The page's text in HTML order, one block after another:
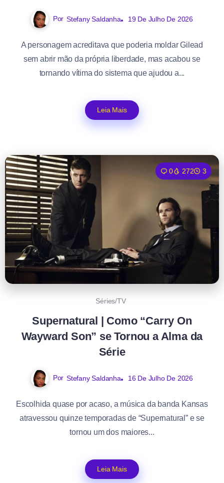
Por Stefany Saldanha 19 De Julho De 2026
A personagem acreditava que poderia moldar Gilead
sem abrir mão da própria liberdade, mas acabou se
tornando vítima do sistema que ajudou a...
Leia Mais
0 272 3
Séries/TV
Supernatural | Como “Carry On
Wayward Son” se Tornou a Alma da
Série
Por Stefany Saldanha 16 De Julho De 2026
Escolhida quase por acaso, a música da banda Kansas
atravessou quinze temporadas de “Supernatural” e se
tornou um dos maiores...
Leia Mais